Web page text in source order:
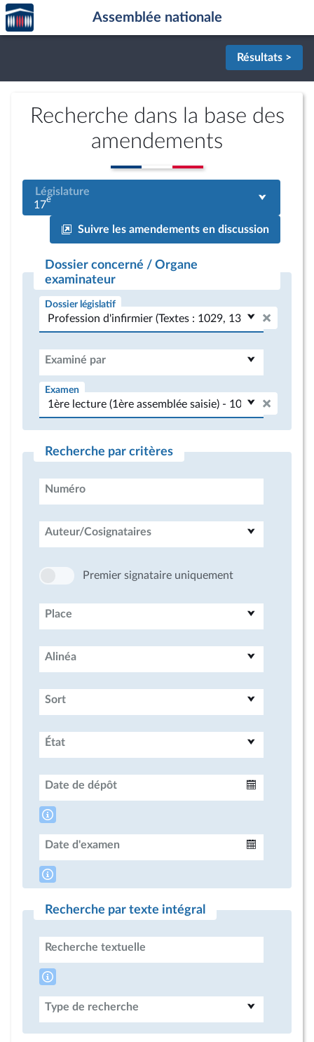
Aller au contenu
Aller en bas de la page
Accèder
à la
page
Assemblée nationale
Résultats >
Recherche dans la base des
amendements
Législature
17e
Suivre les amendements en discussion
Dossier concerné / Organe
examinateur
Dossier législatif
Examiné par
Examen
Recherche par critères
Numéro
Auteur/Cosignataires
Premier signataire uniquement
Place
Alinéa
Sort
État
Date de dépôt
Date d'examen
Recherche par texte intégral
Recherche textuelle
Type de recherche